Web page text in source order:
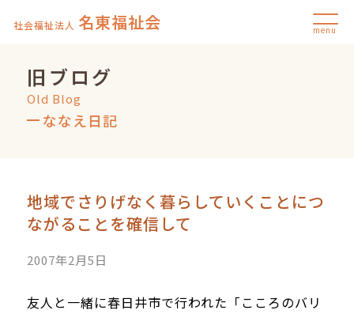
社会福祉法人 名東福祉会 menu
旧ブログ
Old Blog
ななえ日記
地域でさりげなく暮らしていくことにつ
ながることを確信して
2007年2月5日
友人と一緒に春日井市で行われた「こころのバリ